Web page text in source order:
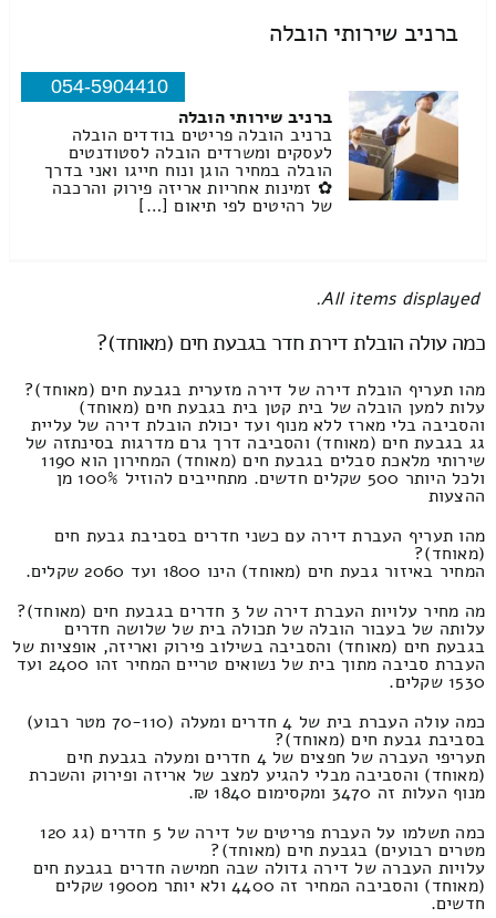
ברניב שירותי הובלה
054-5904410
ברניב שירותי הובלה
ברניב הובלה פריטים בודדים הובלה
לעסקים ומשרדים הובלה לסטודנטים
הובלה במחיר הוגן ונוח חייגו ואני בדרך
✿ זמינות אחריות אריזה פירוק והרכבה
של רהיטים לפי תיאום […]
All items displayed.
כמה עולה הובלת דירת חדר בגבעת חים (מאוחד)?
מהו תעריף הובלת דירה של דירה מזערית בגבעת חים (מאוחד)?
עלות למען הובלה של בית קטן בית בגבעת חים (מאוחד)
והסביבה בלי מארז ללא מנוף ועד יכולת הובלת דירה של עליית
גג בגבעת חים (מאוחד) והסביבה דרך גרם מדרגות בסינתזה של
שירותי מלאכת סבלים בגבעת חים (מאוחד) המחירון הוא 1190
ולכל היותר 500 שקלים חדשים. מתחייבים להוזיל 100% מן
ההצעות
מהו תעריף העברת דירה עם כשני חדרים בסביבת גבעת חים
(מאוחד)?
המחיר באיזור גבעת חים (מאוחד) הינו 1800 ועד 2060 שקלים.
מה מחיר עלויות העברת דירה של 3 חדרים בגבעת חים (מאוחד)?
עלותה של בעבור הובלה של תכולה בית של שלושה חדרים
בגבעת חים (מאוחד) והסביבה בשילוב פירוק ואריזה, אופציות של
העברת סביבה מתוך בית של נשואים טריים המחיר זהו 2400 ועד
1530 שקלים.
כמה עולה העברת בית של 4 חדרים ומעלה (70-110 מטר רבוע)
בסביבת גבעת חים (מאוחד)?
תעריפי העברה של חפצים של 4 חדרים ומעלה בגבעת חים
(מאוחד) והסביבה מבלי להגיע למצב של אריזה ופירוק והשכרת
מנוף העלות זה 3470 ומקסימום 1840 ₪.
כמה תשלמו על העברת פריטים של דירה של 5 חדרים (גג 120
מטרים רבועים) בגבעת חים (מאוחד)?
עלויות העברה של דירה גדולה שבה חמישה חדרים בגבעת חים
(מאוחד) והסביבה המחיר זה 4400 ולא יותר מ1900 שקלים
חדשים.